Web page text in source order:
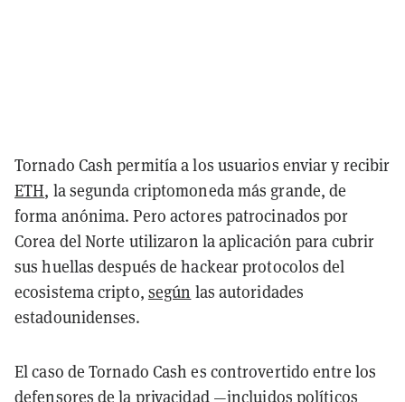
Tornado Cash permitía a los usuarios enviar y recibir
ETH, la segunda criptomoneda más grande, de
forma anónima. Pero actores patrocinados por
Corea del Norte utilizaron la aplicación para cubrir
sus huellas después de hackear protocolos del
ecosistema cripto, según las autoridades
estadounidenses.
El caso de Tornado Cash es controvertido entre los
defensores de la privacidad —incluidos políticos